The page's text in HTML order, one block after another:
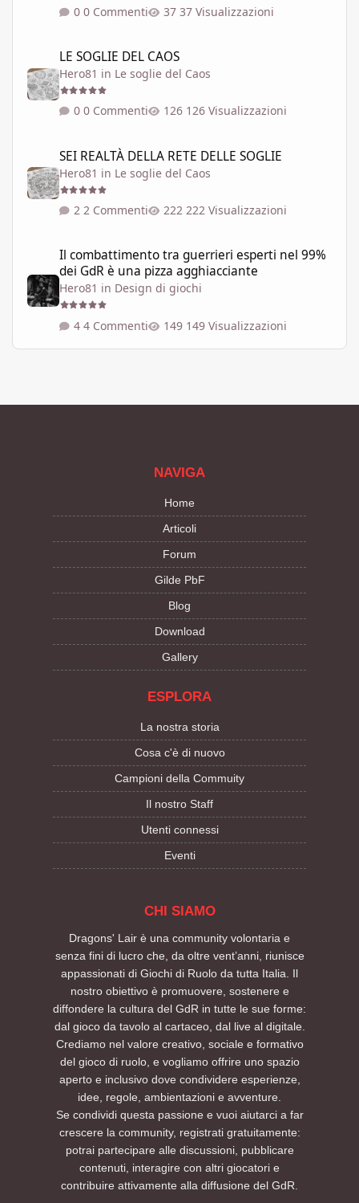
0 Commenti 37 Visualizzazioni
LE SOGLIE DEL CAOS
Hero81 in Le soglie del Caos
0 Commenti 126 Visualizzazioni
SEI REALTÀ DELLA RETE DELLE SOGLIE
Hero81 in Le soglie del Caos
2 Commenti 222 Visualizzazioni
Il combattimento tra guerrieri esperti nel 99%
dei GdR è una pizza agghiacciante
Hero81 in Design di giochi
4 Commenti 149 Visualizzazioni
NAVIGA
Home
Articoli
Forum
Gilde PbF
Blog
Download
Gallery
ESPLORA
La nostra storia
Cosa c'è di nuovo
Campioni della Commuity
Il nostro Staff
Utenti connessi
Eventi
CHI SIAMO
Dragons' Lair è una community volontaria e
senza fini di lucro che, da oltre vent’anni, riunisce
appassionati di Giochi di Ruolo da tutta Italia. Il
nostro obiettivo è promuovere, sostenere e
diffondere la cultura del GdR in tutte le sue forme:
dal gioco da tavolo al cartaceo, dal live al digitale.
Crediamo nel valore creativo, sociale e formativo
del gioco di ruolo, e vogliamo offrire uno spazio
aperto e inclusivo dove condividere esperienze,
idee, regole, ambientazioni e avventure.
Se condividi questa passione e vuoi aiutarci a far
crescere la community, registrati gratuitamente:
potrai partecipare alle discussioni, pubblicare
contenuti, interagire con altri giocatori e
contribuire attivamente alla diffusione del GdR.